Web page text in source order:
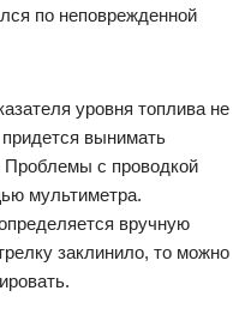
по неповрежденной
уровня топлива не
вынимать
Проблемы с проводкой
мультиметра.
вручную
заклинило, то можно